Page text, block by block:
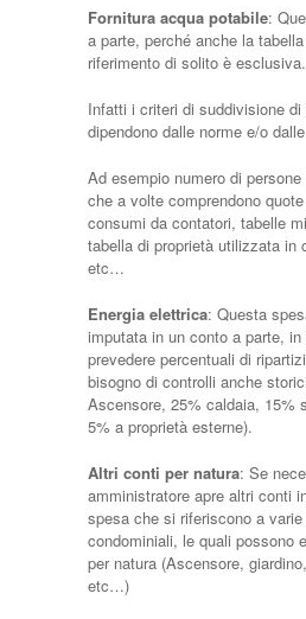
Fornitura acqua potabile:
a parte, perché anche la
riferimento di solito è esclusiva.
Infatti i criteri di suddivisione
dipendono dalle norme e/o
Ad esempio numero di
che a volte comprendono
consumi da contatori, tabelle
tabella di proprietà utilizzata in
etc…
Energia elettrica: Questa
imputata in un conto a parte, in
prevedere percentuali di
bisogno di controlli anche
Ascensore, 25% caldaia, 15%
5% a proprietà esterne).
Altri conti per natura: Se
amministratore apre altri conti
spesa che si riferiscono a
condominiali, le quali possono
per natura (Ascensore,
etc…)